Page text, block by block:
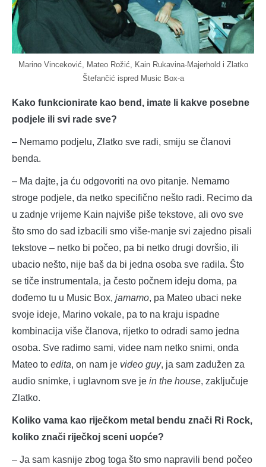
Marino Vinceković, Mateo Rožić, Kain Rukavina-Majerhold i Zlatko
Štefančić ispred Music Box-a
Kako funkcionirate kao bend, imate li kakve posebne
podjele ili svi rade sve?
– Nemamo podjelu, Zlatko sve radi, smiju se članovi
benda.
– Ma dajte, ja ću odgovoriti na ovo pitanje. Nemamo
stroge podjele, da netko specifično nešto radi. Recimo da
u zadnje vrijeme Kain najviše piše tekstove, ali ovo sve
što smo do sad izbacili smo više-manje svi zajedno pisali
tekstove – netko bi počeo, pa bi netko drugi dovršio, ili
ubacio nešto, nije baš da bi jedna osoba sve radila. Što
se tiče instrumentala, ja često počnem ideju doma, pa
dođemo tu u Music Box, jamamo, pa Mateo ubaci neke
svoje ideje, Marino vokale, pa to na kraju ispadne
kombinacija više članova, rijetko to odradi samo jedna
osoba. Sve radimo sami, videe nam netko snimi, onda
Mateo to edita, on nam je video guy, ja sam zadužen za
audio snimke, i uglavnom sve je in the house, zaključuje
Zlatko.
Koliko vama kao riječkom metal bendu znači Ri Rock,
koliko znači riječkoj sceni uopće?
– Ja sam kasnije zbog toga što smo napravili bend počeo